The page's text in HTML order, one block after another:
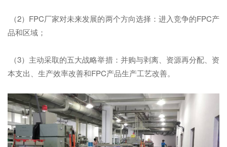
（2）FPC厂家对未来发展的两个方向选择：进入竞争的FPC产
品和区域；
（3）主动采取的五大战略举措：并购与剥离、资源再分配、资
本支出、生产效率改善和FPC产品生产工艺改善。